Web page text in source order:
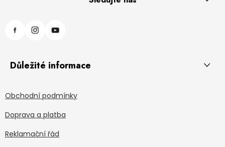
Důležité informace
Obchodní podmínky
Doprava a platba
Reklamační řád